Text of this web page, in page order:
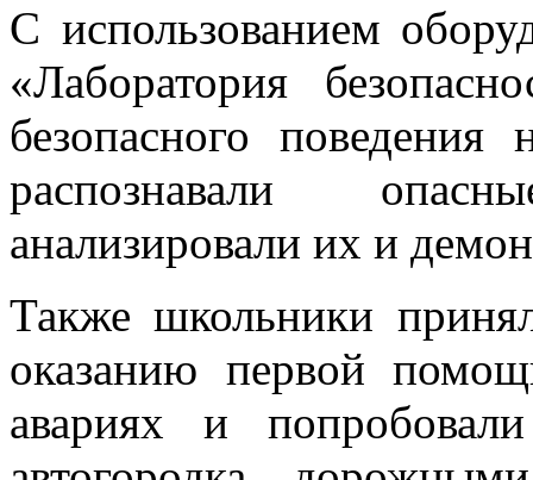
С использованием
«Лаборатория
безопасного
распознавали
анализировали их и
Также школьники
оказанию первой
авариях и